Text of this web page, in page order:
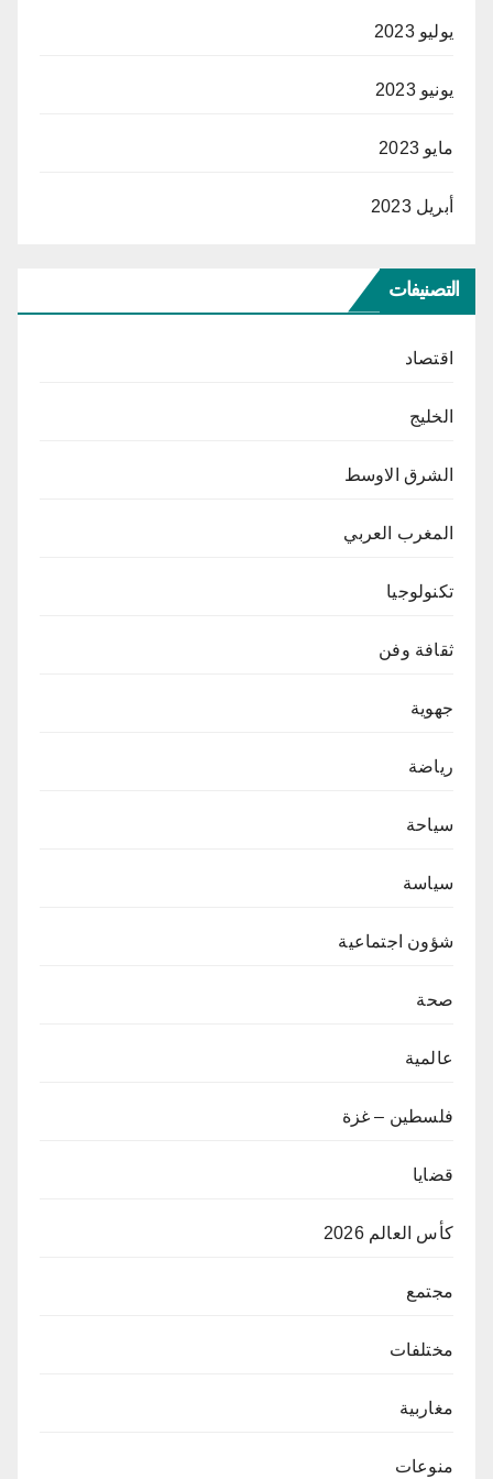
يوليو 2023
يونيو 2023
مايو 2023
أبريل 2023
التصنيفات
اقتصاد
الخليج
الشرق الاوسط
المغرب العربي
تكنولوجيا
ثقافة وفن
جهوية
رياضة
سياحة
سياسة
شؤون اجتماعية
صحة
عالمية
فلسطين – غزة
قضايا
كأس العالم 2026
مجتمع
مختلفات
مغاربية
منوعات